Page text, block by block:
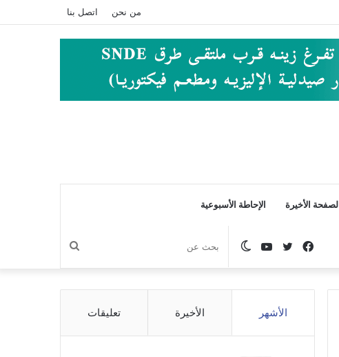
من نحن اتصل بنا
الصفحة الأخيرة الإحاطة الأسبوعية
بحث
عن
الوضع
المظلم
يوتيوبتويتر
فيسبوك
الأشهر الأخيرة تعليقات